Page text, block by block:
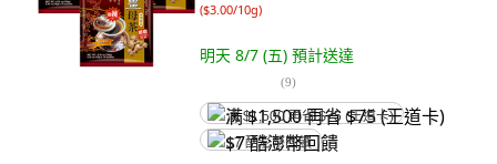
($3.00/10g)
明天 8/7 (五) 預計送達
(9)
满 $1,500 再省 $75 (王道卡)
$7 酷澎幣回饋